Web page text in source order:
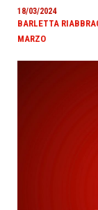
18/03/2024
BARLETTA
MARZO